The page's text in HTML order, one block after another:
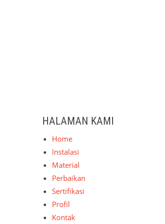
HALAMAN KAMI
Home
Instalasi
Material
Perbaikan
Sertifikasi
Profil
Kontak